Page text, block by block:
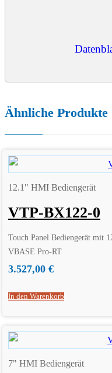
Ähnliche Produkte
12.1" HMI Bediengerät
VTP-BX122-0
Touch Panel Bediengerät mit
VBASE Pro-RT
3.527,00 €
In den Warenkorb
7" HMI Bediengerät